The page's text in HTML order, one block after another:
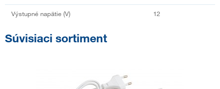
Výstupné napätie (V) 12
Súvisiaci sortiment